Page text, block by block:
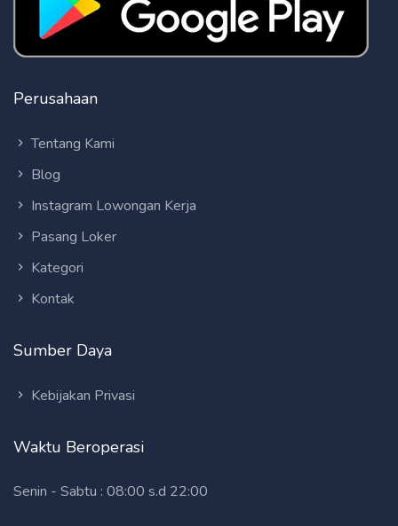
Perusahaan
Tentang Kami
Blog
Instagram Lowongan Kerja
Pasang Loker
Kategori
Kontak
Sumber Daya
Kebijakan Privasi
Waktu Beroperasi
Senin - Sabtu : 08:00 s.d 22:00